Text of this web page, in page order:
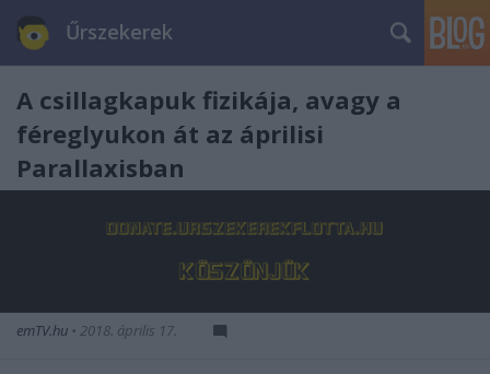
Űrszekerek
A csillagkapuk fizikája, avagy a
féreglyukon át az áprilisi
Parallaxisban
emTV.hu • 2018. április 17.